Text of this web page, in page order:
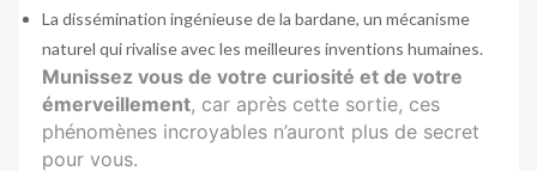
La dissémination ingénieuse de la bardane, un mécanisme
naturel qui rivalise avec les meilleures inventions humaines.
Munissez vous de votre curiosité et de votre
émerveillement, car après cette sortie, ces
phénomènes incroyables n’auront plus de secret
pour vous.